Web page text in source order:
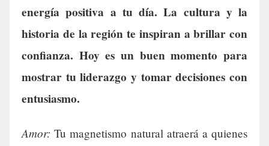
energía positiva a tu día. La cultura y la
historia de la región te inspiran a brillar con
confianza. Hoy es un buen momento para
mostrar tu liderazgo y tomar decisiones con
entusiasmo.
Amor: Tu magnetismo natural atraerá a quienes